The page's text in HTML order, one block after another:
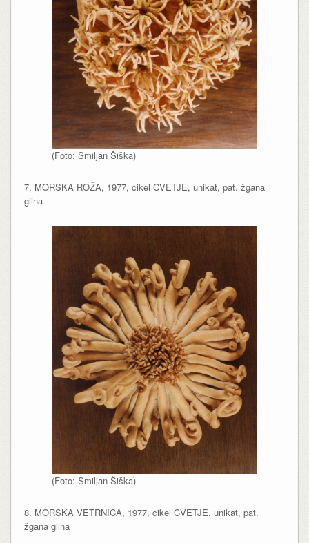
(Foto: Smiljan Šiška)
7. MORSKA ROŽA, 1977, cikel CVETJE, unikat, pat. žgana
glina
(Foto: Smiljan Šiška)
8. MORSKA VETRNICA, 1977, cikel CVETJE, unikat, pat.
žgana glina